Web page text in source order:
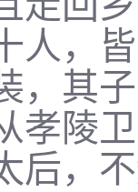
人，
，其
孝陵
后，